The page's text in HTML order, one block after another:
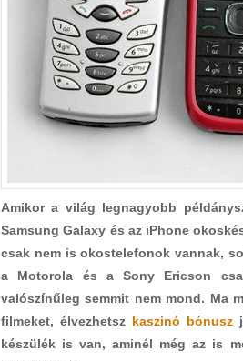
Amikor a világ legnagyobb
Samsung Galaxy és az iPhone
csak nem is okostelefonok vannak,
a Motorola és a Sony Ericson
valószínűleg semmit nem mond. Ma
filmeket, élvezhetsz kaszinó bónusz
készülék is van, aminél még az is